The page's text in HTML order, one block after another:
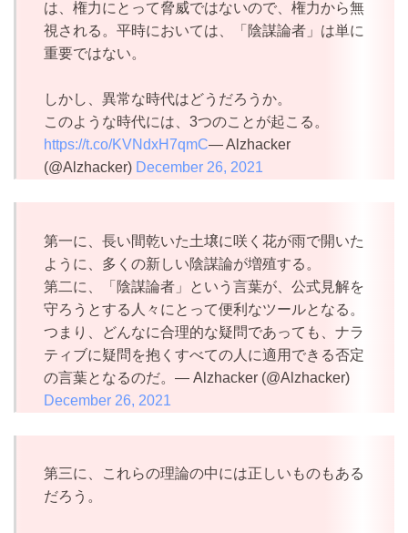
は、権力にとって脅威ではないので、権力から無
視される。平時においては、「陰謀論者」は単に
重要ではない。
しかし、異常な時代はどうだろうか。
このような時代には、3つのことが起こる。
https://t.co/KVNdxH7qmC— Alzhacker
(@Alzhacker) December 26, 2021
第一に、長い間乾いた土壌に咲く花が雨で開いた
ように、多くの新しい陰謀論が増殖する。
第二に、「陰謀論者」という言葉が、公式見解を
守ろうとする人々にとって便利なツールとなる。
つまり、どんなに合理的な疑問であっても、ナラ
ティブに疑問を抱くすべての人に適用できる否定
の言葉となるのだ。— Alzhacker (@Alzhacker)
December 26, 2021
第三に、これらの理論の中には正しいものもある
だろう。